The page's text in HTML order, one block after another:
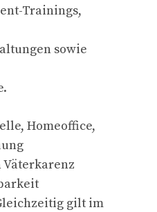
Trainings,
sowie
Homeoffice,
Väterkarenz
gilt im